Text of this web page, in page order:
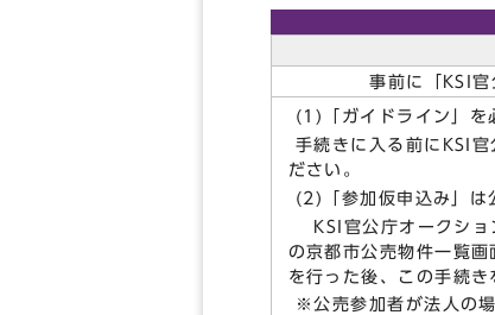
事前に「KSI
(1)「ガイドライン」を
手続きに入る前にKSI官
ださい。
(2)「参加仮申込み」は
KSI官公庁オークショ
の京都市公売物件一覧
を行った後、この手続き
※公売参加者が法人の